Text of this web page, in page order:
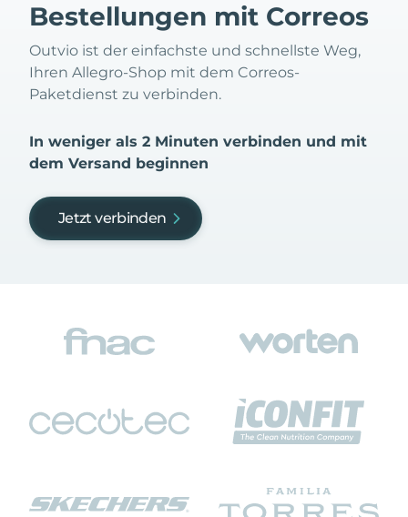
Bestellungen mit Correos
Outvio ist der einfachste und schnellste Weg,
Ihren Allegro-Shop mit dem Correos-
Paketdienst zu verbinden.
In weniger als 2 Minuten verbinden und mit
dem Versand beginnen
Jetzt verbinden